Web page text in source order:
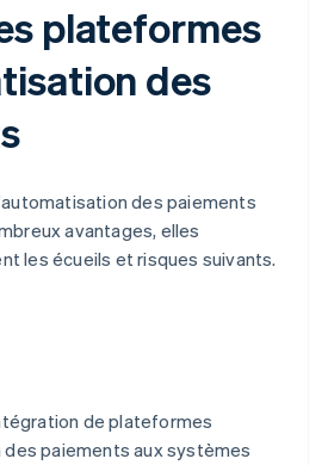
plateformes
des
des paiements
avantages, elles
les écueils et risques suivants.
de plateformes
paiements aux systèmes